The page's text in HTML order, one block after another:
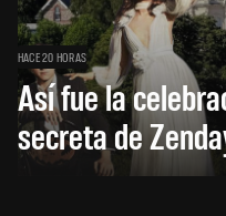
HACE 20 HORAS
Así fue la
secreta de